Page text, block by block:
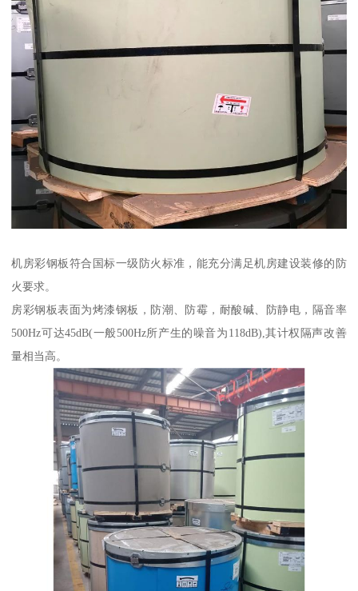
机房彩钢板符合国标一级防火标准，能充分满足机房建设装修的防
火要求。
房彩钢板表面为烤漆钢板，防潮、防霉，耐酸碱、防静电，隔音率
500Hz可达45dB(一般500Hz所产生的噪音为118dB),其计权隔声改善
量相当高。